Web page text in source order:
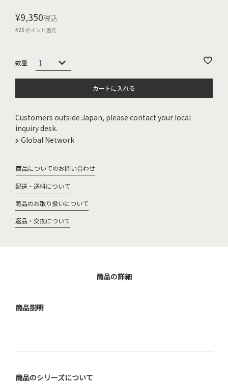
¥9,350税込
425ポイント還元
カートに入れる
Customers outside Japan, please contact your local
inquiry desk.
Global Network
商品についてのお問い合わせ
配送・送料について
商品のお取り扱いについて
返品・交換について
商品の詳細
商品説明
商品のシリーズについて